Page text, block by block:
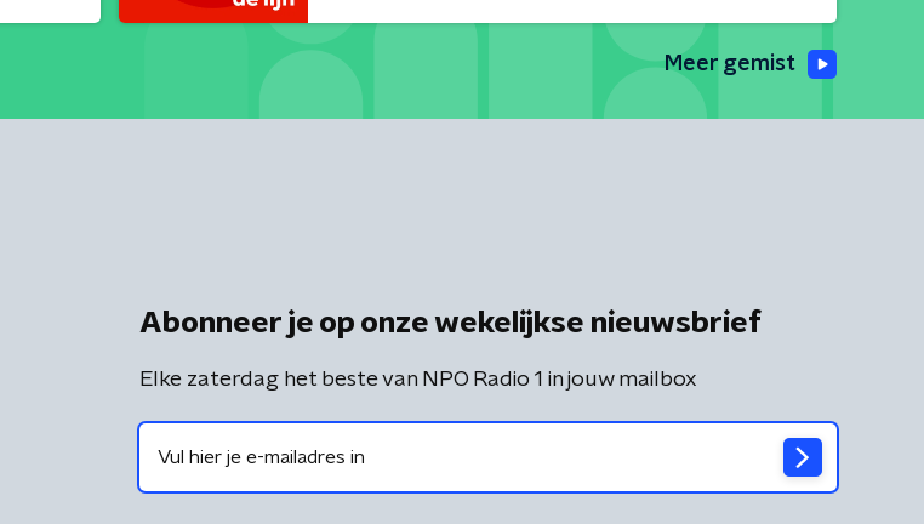
Meer gemist
Abonneer je op onze wekelijkse nieuwsbrief
Elke zaterdag het beste van NPO Radio 1 in jouw mailbox